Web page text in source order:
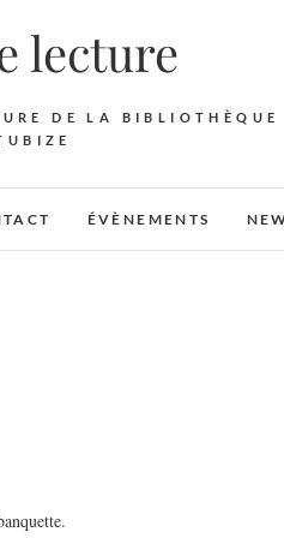
lecture
DE LA BIBLIOTHÈQUE
ÉVÈNEMENTS